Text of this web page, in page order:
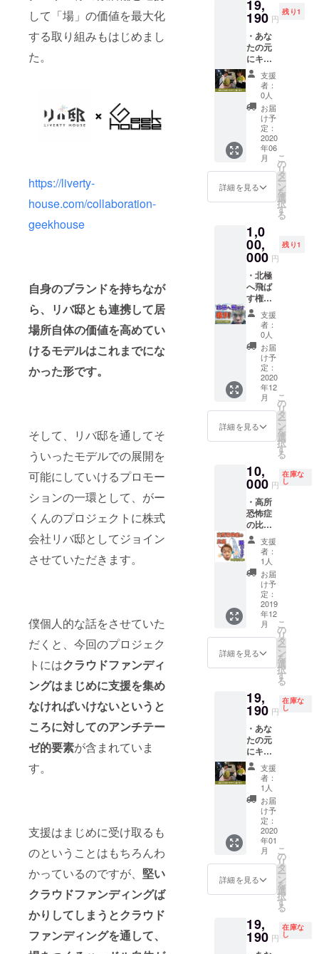
して「場」の価値を最大化
する取り組みもはじめまし
た。
https://liverty-
house.com/collaboration-
geekhouse
自身のブランドを持ちなが
ら、リバ邸とも連携して居
場所自体の価値を高めてい
けるモデルはこれまでにな
かった形です。
そして、リバ邸を通してそ
ういったモデルでの展開を
可能にしていけるプロモー
ションの一環として、がー
くんのプロジェクトに株式
会社リバ邸としてジョイン
させていただきます。
僕個人的な話をさせていた
だくと、今回のプロジェク
トにはクラウドファンディ
ングはまじめに支援を集め
なければいけないというと
ころに対してのアンチテー
ゼ的要素が含まれていま
す。
支援はまじめに受け取るも
のということはもちろんわ
かっているのですが、 堅い
クラウドファンディングば
かりしてしまうとクラウド
ファンディングを通して、
か？ま
だ飽き
てませ
んよ
ね？ぼ
りさん
の揚げ
る美味
しいか
らあげ
をみん
なで食
べよ
う！
（11月
20日
19:00開
チャッ
トベー
スで
す。現
地まで
の交通
費は自
己負担
になり
す。）
19,
190 円
残り1
・あな
たの元
にキャ
ベツ届
けま
す。
2020年
6月版！
【ヒッ
チハイ
クで会
いに行
きま
す！】
比嘉、
かたく
京から
ヒッチ
ハイク
であな
たの元
へと
キャベ
ツを
持って
向かい
ます！
無事に
到着し
たらお
いしく
キャベ
ツを食
べま
しょ
う！
するこ
とに
なった
場合、
あなた
のお家
に泊ま
る、も
しくは
宿泊費
をご負
担くだ
さい。
2020年
6月中で
日程を
合わせ
支援
者：
0人
お届
け予
定：
2020
年06
月
詳細を見る
こ
の
リ
タ
ー
ン
を
選
択
す
る
1,0
00,
000 円
残り1
・北極
へ飛ば
す権
利。も
ちろん
キャベ
ツ持っ
て行き
ます。
【比嘉
のこと
が嫌い
な方に
オスス
メ
(^^)】
嫌いな
人など
いない
とは思
います
が、し
ばらく
日本か
ら消え
て北極
へ行か
せるこ
とがで
きま
す。謎
にキャ
ベツを
（比嘉
の北極
までの
交通費
は別途
頂戴し
ます。
概算で
すが40
万円程
す。）
支援
者：
0人
お届
け予
定：
2020
年12
月
詳細を見る
こ
の
リ
タ
ー
ン
を
選
択
す
る
10,
000 円
在庫な
し
・高所
恐怖症
の比
嘉、飛
びま
す。
キャベ
ツ持参
で。
【比嘉
をバン
ジー
ジャン
プさせ
る権】
比嘉を
ジー
ジャン
プに行
かせる
ことが
できま
す。高
いとこ
ろがと
にかく
苦手で
すがあ
なたの
為に飛
びま
す。
キャベ
を実行
した動
画をお
支援
者：
1人
お届
け予
定：
2019
年12
月
詳細を見る
こ
の
リ
タ
ー
ン
を
選
択
す
る
19,
190 円
在庫な
し
・あな
たの元
にキャ
ベツ届
けま
す。
2020年
1月版！
【ヒッ
チハイ
クで会
いに行
きま
す！】
比嘉、
かたく
京から
ヒッチ
ハイク
支援
者：
1人
お届
け予
定：
2020
年01
月
詳細を見る
こ
の
リ
タ
ー
ン
を
選
択
す
る
19,
190 円
在庫な
し